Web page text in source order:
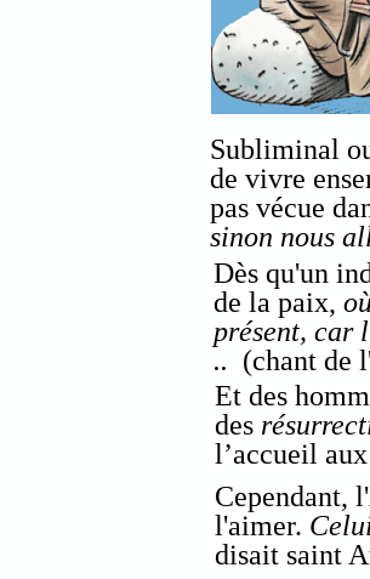
Et des
des
l’accueil
Cependant,
l'aimer.
disait saint
Dès qu'un
de la paix,
présent, car
.. (chant de
Subliminal
de vivre
pas vécue
sinon nous